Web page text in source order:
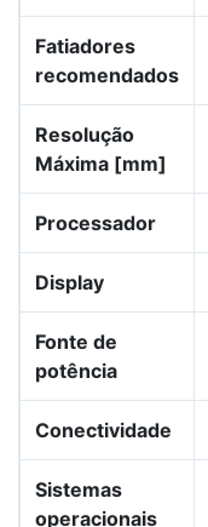
Fatiadores
recomendados
Resolução
Máxima [mm]
Processador
Display
Fonte de
potência
Conectividade
Sistemas
operacionais